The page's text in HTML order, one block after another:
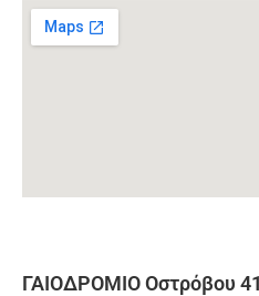
ΓΑΙΟΔΡΟΜΙΟ Οστρόβου